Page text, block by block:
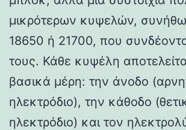
μικρότερων κυψελών,
18650 ή 21700, που
τους. Κάθε κυψέλη
βασικά μέρη: την άνοδο
ηλεκτρόδιο), την κάθοδο
ηλεκτρόδιο) και τον